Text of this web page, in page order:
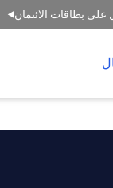
بطاقات الائتمان